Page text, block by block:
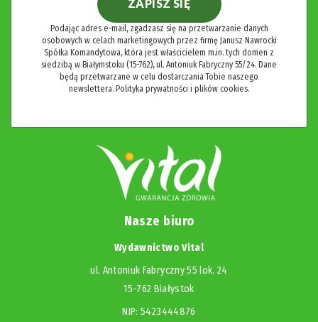
ZAPISZ SIĘ
Podając adres e-mail, zgadzasz się na przetwarzanie danych
osobowych w celach marketingowych przez firmę Janusz Nawrocki
Spółka Komandytowa, która jest właścicielem m.in. tych domen z
siedzibą w Białymstoku (15-762), ul. Antoniuk Fabryczny 55/24. Dane
będą przetwarzane w celu dostarczania Tobie naszego
newslettera. Polityka prywatności i plików cookies.
Nasze biuro
Wydawnictwo Vital
ul. Antoniuk Fabryczny 55 lok. 24
15-762 Białystok
NIP: 5423444876